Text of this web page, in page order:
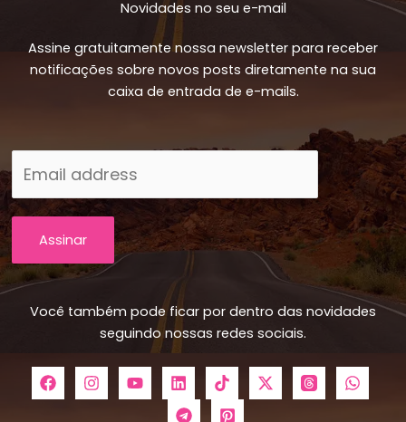
Novidades no seu e-mail
Assine gratuitamente nossa newsletter para receber
notificações sobre novos posts diretamente na sua
caixa de entrada de e-mails.
Assinar
Você também pode ficar por dentro das novidades
seguindo nossas redes sociais.